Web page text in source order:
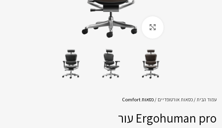
עמוד הבית כסאות אורטופדיים כסאות Comfort
Ergohuman pro עור
Click to enlarge